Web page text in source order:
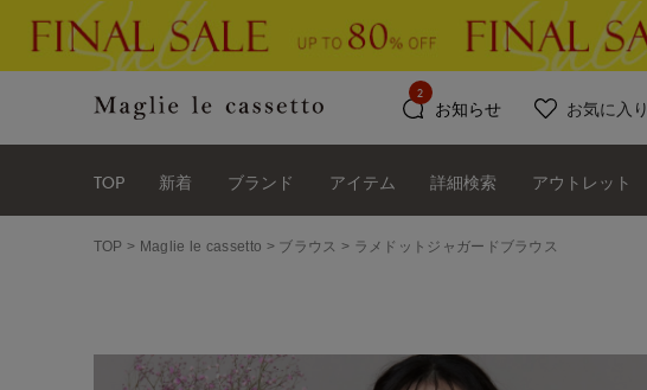
お知らせ
2
お気に入り
TOP 新着 ブランド アイテム 詳細検索 アウトレット
TOP Maglie le cassetto ブラウス ラメドットジャガードブラウス